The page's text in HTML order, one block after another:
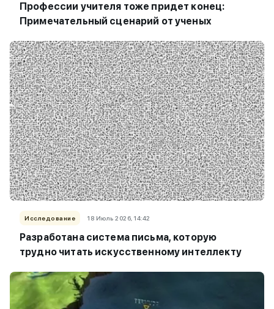
Профессии учителя тоже придет конец:
Примечательный сценарий от ученых
Исследование 18 Июль 2026, 14:42
Разработана система письма, которую
трудно читать искусственному интеллекту